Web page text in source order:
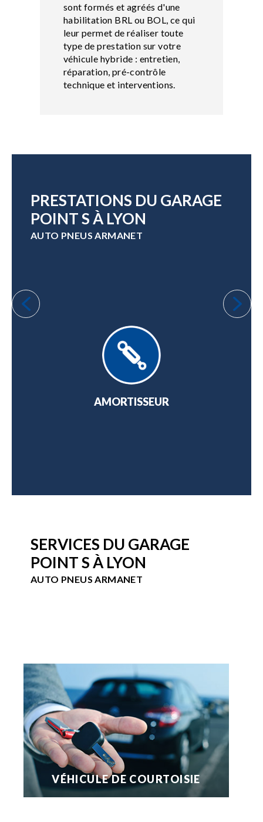
sont formés et agréés d'une
habilitation BRL ou BOL, ce qui
leur permet de réaliser toute
type de prestation sur votre
véhicule hybride : entretien,
réparation, pré-contrôle
technique et interventions.
PRESTATIONS DU GARAGE
POINT S À LYON
AUTO PNEUS ARMANET
AMORTISSEUR
SERVICES DU GARAGE
POINT S À LYON
AUTO PNEUS ARMANET
VÉHICULE DE COURTOISIE